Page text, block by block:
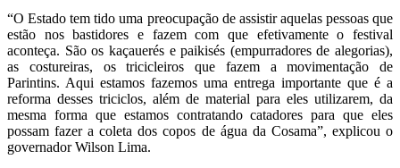
“O Estado tem tido uma preocupação de assistir aquelas pessoas que
estão nos bastidores e fazem com que efetivamente o festival
aconteça. São os kaçauerés e paikisés (empurradores de alegorias),
as costureiras, os tricicleiros que fazem a movimentação de
Parintins. Aqui estamos fazemos uma entrega importante que é a
reforma desses triciclos, além de material para eles utilizarem, da
mesma forma que estamos contratando catadores para que eles
possam fazer a coleta dos copos de água da Cosama”, explicou o
governador Wilson Lima.